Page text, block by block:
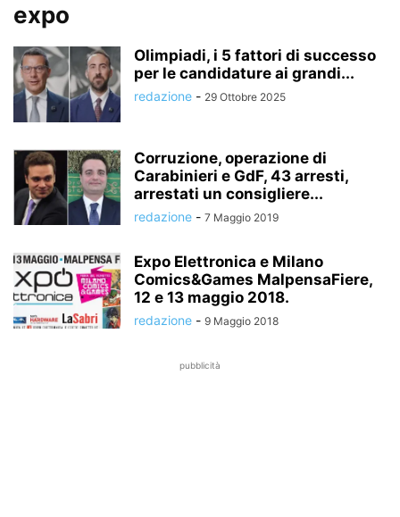
expo
Olimpiadi, i 5 fattori di successo
per le candidature ai grandi...
redazione - 29 Ottobre 2025
Corruzione, operazione di
Carabinieri e GdF, 43 arresti,
arrestati un consigliere...
redazione - 7 Maggio 2019
Expo Elettronica e Milano
Comics&Games MalpensaFiere,
12 e 13 maggio 2018.
redazione - 9 Maggio 2018
pubblicità